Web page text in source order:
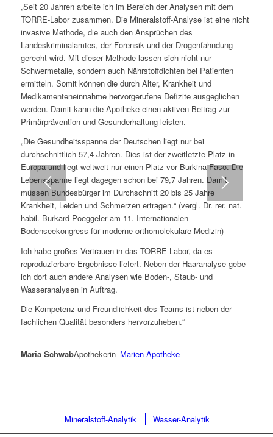
„Seit 20 Jahren arbeite ich im Bereich der Analysen mit dem
TORRE-Labor zusammen. Die Mineralstoff-Analyse ist eine nicht
invasive Methode, die auch den Ansprüchen des
Landeskriminalamtes, der Forensik und der Drogenfahndung
gerecht wird. Mit dieser Methode lassen sich nicht nur
Schwermetalle, sondern auch Nährstoffdichten bei Patienten
ermitteln. Somit können die durch Alter, Krankheit und
Medikamenteneinnahme hervorgerufene Defizite ausgeglichen
werden. Damit kann die Apotheke einen aktiven Beitrag zur
Primärprävention und Gesunderhaltung leisten.
„Die Gesundheitsspanne der Deutschen liegt nur bei
durchschnittlich 57,4 Jahren. Dies ist der zweitletzte Platz in
Europa und liegt weltweit nur einen Platz vor Burkina Faso. Die
Lebensspanne liegt dagegen schon bei 79,7 Jahren. Damit
müssen Bundesbürger im Durchschnitt 20 bis 25 Jahre
Krankheit, Leiden und Schmerzen ertragen.“ (vergl. Dr. rer. nat.
habil. Burkard Poeggeler am 11. Internationalen
Bodenseekongress für moderne orthomolekulare Medizin)
Ich habe großes Vertrauen in das TORRE-Labor, da es
reproduzierbare Ergebnisse liefert. Neben der Haaranalyse gebe
ich dort auch andere Analysen wie Boden-, Staub- und
Wasseranalysen in Auftrag.
Die Kompetenz und Freundlichkeit des Teams ist neben der
fachlichen Qualität besonders hervorzuheben.“
Maria SchwabApothekerin–Marien-Apotheke
Mineralstoff-Analytik Wasser-Analytik